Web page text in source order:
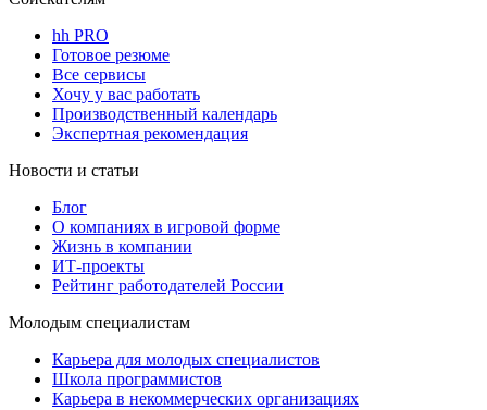
hh PRO
Готовое резюме
Все сервисы
Хочу у вас работать
Производственный календарь
Экспертная рекомендация
Новости и статьи
Блог
О компаниях в игровой форме
Жизнь в компании
ИТ-проекты
Рейтинг работодателей России
Молодым специалистам
Карьера для молодых специалистов
Школа программистов
Карьера в некоммерческих организациях